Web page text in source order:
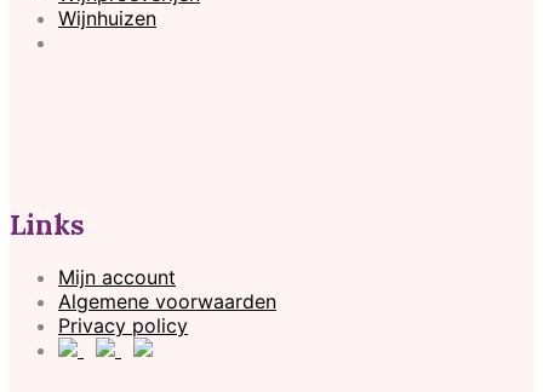
Wijnhuizen
Links
Mijn account
Algemene voorwaarden
Privacy policy